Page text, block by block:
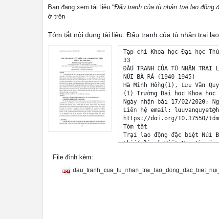
Bạn đang xem tài liệu "Đấu tranh của tù nhân trại lao động
ở trên
Tóm tắt nội dung tài liệu: Đấu tranh của tù nhân trại
Tạp chí Khoa học Đại học
33
ĐẤU TRANH CỦA TÙ NHÂN TRẠI
NÚI BÀ RÁ (1940-1945)
Hà Minh Hồng(1), Lưu Văn
(1) Trường Đại học Khoa học
Ngày nhận bài 17/02/2020;
Liên hệ email:
File đính kèm: